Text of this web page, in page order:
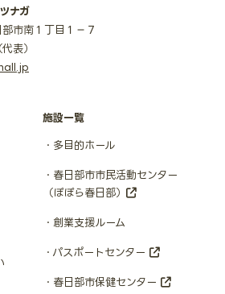
ナガ
市南１丁目１−７
代表）
施設一覧
多目的ホール
春日部市市民活動センター
（ぽぽら春日部）
創業支援ルーム
パスポートセンター
春日部市保健センター